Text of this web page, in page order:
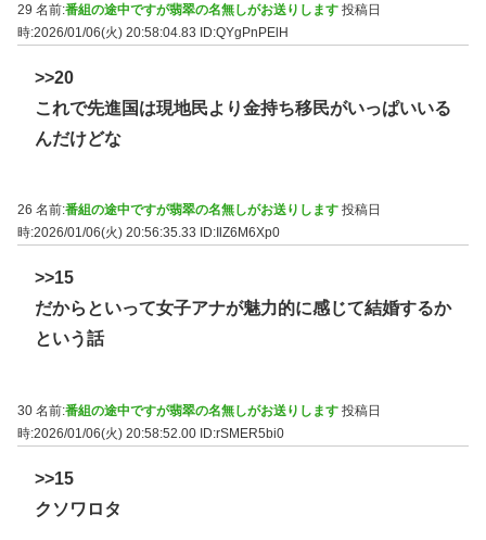
29 名前:番組の途中ですが翡翠の名無しがお送りします 投稿日
時:2026/01/06(火) 20:58:04.83 ID:QYgPnPElH
>>20
これで先進国は現地民より金持ち移民がいっぱいいる
んだけどな
26 名前:番組の途中ですが翡翠の名無しがお送りします 投稿日
時:2026/01/06(火) 20:56:35.33
ID:IlZ6M6Xp0
>>15
だからといって女子アナが魅力的に感じて結婚するか
という話
30 名前:番組の途中ですが翡翠の名無しがお送りします 投稿日
時:2026/01/06(火) 20:58:52.00 ID:rSMER5bi0
>>15
クソワロタ